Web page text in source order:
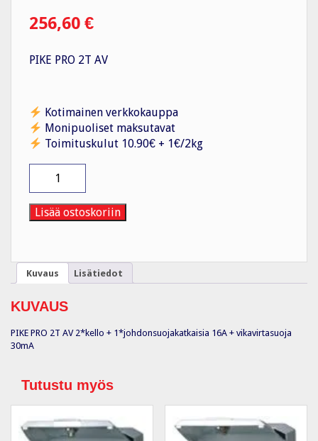
256,60 €
PIKE PRO 2T AV
Kotimainen verkkokauppa
Monipuoliset maksutavat
Toimituskulut 10.90€ + 1€/2kg
PRO
2T
AV
Lisää ostoskoriin
Kuvaus Lisätiedot
KUVAUS
PIKE PRO 2T AV 2*kello + 1*johdonsuojakatkaisia 16A + vikavirtasuoja
30mA
Tutustu myös